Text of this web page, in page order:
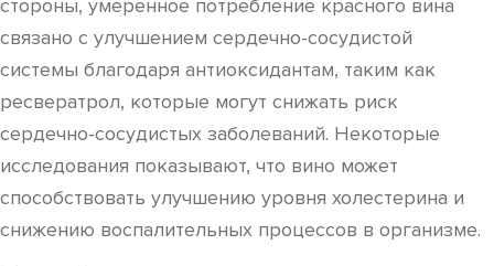
стороны, умеренное потребление красного вина
связано с улучшением сердечно-сосудистой
системы благодаря антиоксидантам, таким как
ресвератрол, которые могут снижать риск
сердечно-сосудистых заболеваний. Некоторые
исследования показывают, что вино может
способствовать улучшению уровня холестерина и
снижению воспалительных процессов в организме.